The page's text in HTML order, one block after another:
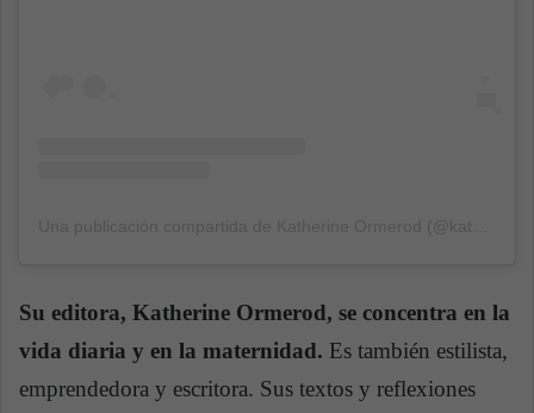
Su editora, Katherine Ormerod, se concentra en la
vida diaria y en la maternidad. Es también estilista,
emprendedora y escritora. Sus textos y reflexiones